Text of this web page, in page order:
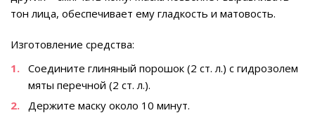
тон лица, обеспечивает ему гладкость и матовость.
Изготовление средства:
Соедините глиняный порошок (2 ст. л.) с гидрозолем
мяты перечной (2 ст. л.).
Держите маску около 10 минут.